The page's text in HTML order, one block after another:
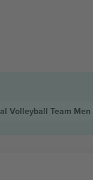
Volleyball Team Men